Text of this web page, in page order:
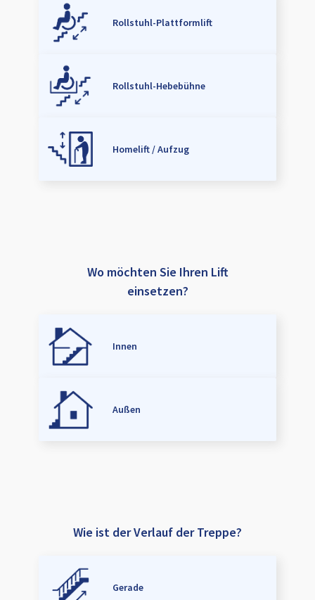
Rollstuhl-Plattformlift
Rollstuhl-Hebebühne
Homelift / Aufzug
Wo möchten Sie Ihren Lift
einsetzen?
Innen
Außen
Wie ist der Verlauf der Treppe?
Gerade